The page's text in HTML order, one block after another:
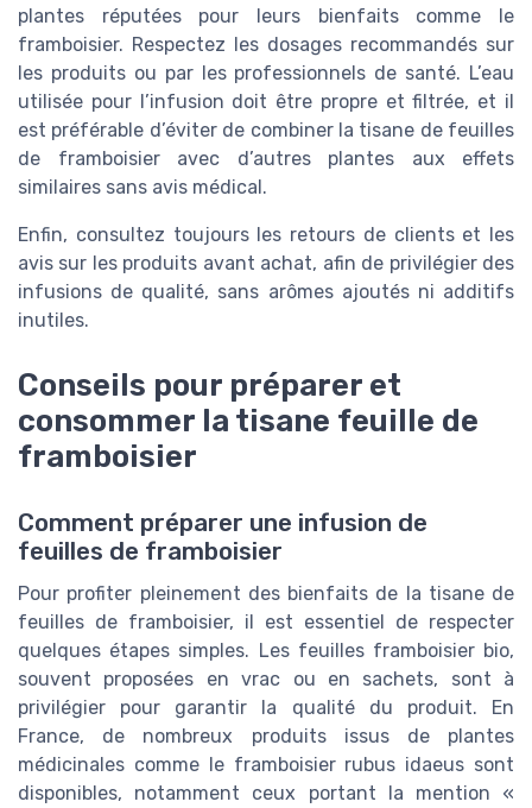
plantes réputées pour leurs bienfaits comme le
framboisier. Respectez les dosages recommandés sur
les produits ou par les professionnels de santé. L’eau
utilisée pour l’infusion doit être propre et filtrée, et il
est préférable d’éviter de combiner la tisane de feuilles
de framboisier avec d’autres plantes aux effets
similaires sans avis médical.
Enfin, consultez toujours les retours de clients et les
avis sur les produits avant achat, afin de privilégier des
infusions de qualité, sans arômes ajoutés ni additifs
inutiles.
Conseils pour préparer et
consommer la tisane feuille de
framboisier
Comment préparer une infusion de
feuilles de framboisier
Pour profiter pleinement des bienfaits de la tisane de
feuilles de framboisier, il est essentiel de respecter
quelques étapes simples. Les feuilles framboisier bio,
souvent proposées en vrac ou en sachets, sont à
privilégier pour garantir la qualité du produit. En
France, de nombreux produits issus de plantes
médicinales comme le framboisier rubus idaeus sont
disponibles, notamment ceux portant la mention «